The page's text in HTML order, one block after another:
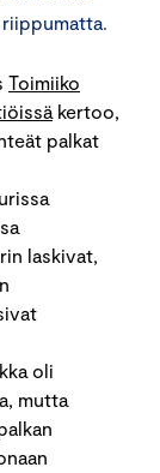
Toimiiko
kertoo,
palkat
laskivat,
oli
mutta